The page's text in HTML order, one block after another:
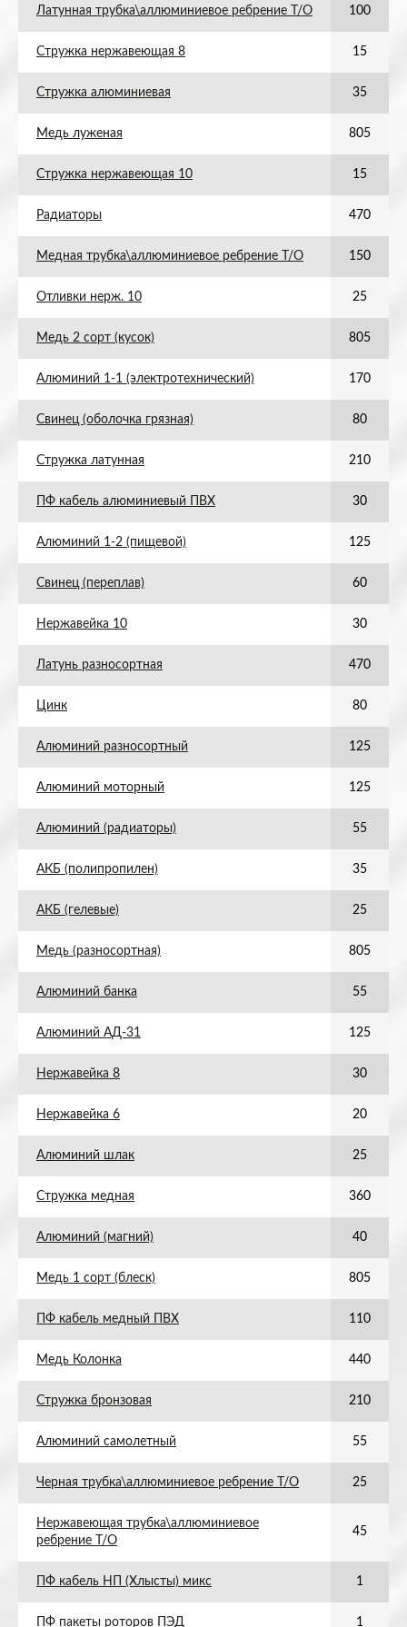
Латунная трубка\аллюминиевое ребрение Т/О 100
Стружка нержавеющая 8 15
Стружка алюминиевая 35
Медь луженая 805
Стружка нержавеющая 10 15
Радиаторы 470
Медная трубка\аллюминиевое ребрение Т/О 150
Отливки нерж. 10 25
Медь 2 сорт (кусок) 805
Алюминий 1-1 (электротехнический) 170
Свинец (оболочка грязная) 80
Стружка латунная 210
ПФ кабель алюминиевый ПВХ 30
Алюминий 1-2 (пищевой) 125
Свинец (переплав) 60
Нержавейка 10 30
Латунь разносортная 470
Цинк 80
Алюминий разносортный 125
Алюминий моторный 125
Алюминий (радиаторы) 55
АКБ (полипропилен) 35
АКБ (гелевые) 25
Медь (разносортная) 805
Алюминий банка 55
Алюминий АД-31 125
Нержавейка 8 30
Нержавейка 6 20
Алюминий шлак 25
Стружка медная 360
Алюминий (магний) 40
Медь 1 сорт (блеск) 805
ПФ кабель медный ПВХ 110
Медь Колонка 440
Стружка бронзовая 210
Алюминий самолетный 55
Черная трубка\аллюминиевое ребрение Т/О 25
Нержавеющая трубка\аллюминиевое
ребрение Т/О
45
ПФ кабель НП (Хлысты) микс 1
ПФ пакеты роторов ПЭД 1